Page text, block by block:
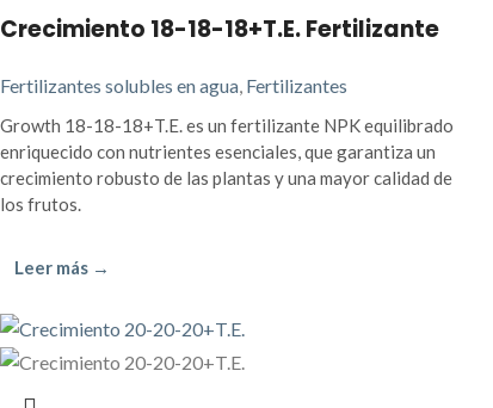
Crecimiento 18-18-18+T.E. Fertilizante
Fertilizantes solubles en agua, Fertilizantes
Growth 18-18-18+T.E. es un fertilizante NPK equilibrado
enriquecido con nutrientes esenciales, que garantiza un
crecimiento robusto de las plantas y una mayor calidad de
los frutos.
Leer más →